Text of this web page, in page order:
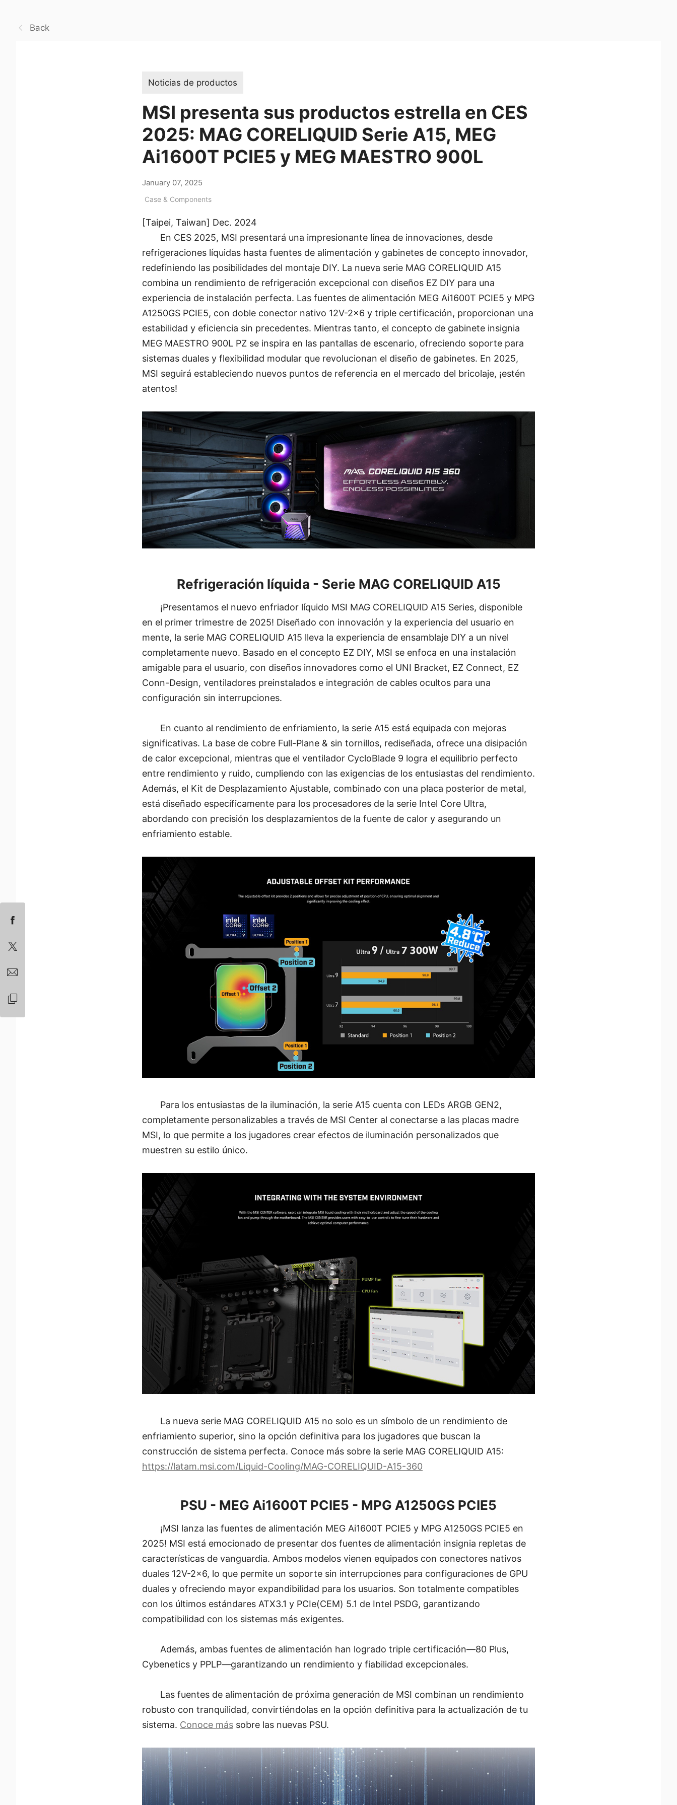
Back
Noticias de productos
MSI presenta sus productos estrella en CES
2025: MAG CORELIQUID Serie A15, MEG
Ai1600T PCIE5 y MEG MAESTRO 900L
January 07, 2025
Case & Components
[Taipei, Taiwan] Dec. 2024
En CES 2025, MSI presentará una impresionante línea de innovaciones, desde
refrigeraciones líquidas hasta fuentes de alimentación y gabinetes de concepto innovador,
redefiniendo las posibilidades del montaje DIY. La nueva serie MAG CORELIQUID A15
combina un rendimiento de refrigeración excepcional con diseños EZ DIY para una
experiencia de instalación perfecta. Las fuentes de alimentación MEG Ai1600T PCIE5 y MPG
A1250GS PCIE5, con doble conector nativo 12V-2×6 y triple certificación, proporcionan una
estabilidad y eficiencia sin precedentes. Mientras tanto, el concepto de gabinete insignia
MEG MAESTRO 900L PZ se inspira en las pantallas de escenario, ofreciendo soporte para
sistemas duales y flexibilidad modular que revolucionan el diseño de gabinetes. En 2025,
MSI seguirá estableciendo nuevos puntos de referencia en el mercado del bricolaje, ¡estén
atentos!
Refrigeración líquida - Serie MAG CORELIQUID A15
¡Presentamos el nuevo enfriador líquido MSI MAG CORELIQUID A15 Series, disponible
en el primer trimestre de 2025! Diseñado con innovación y la experiencia del usuario en
mente, la serie MAG CORELIQUID A15 lleva la experiencia de ensamblaje DIY a un nivel
completamente nuevo. Basado en el concepto EZ DIY, MSI se enfoca en una instalación
amigable para el usuario, con diseños innovadores como el UNI Bracket, EZ Connect, EZ
Conn-Design, ventiladores preinstalados e integración de cables ocultos para una
configuración sin interrupciones.
En cuanto al rendimiento de enfriamiento, la serie A15 está equipada con mejoras
significativas. La base de cobre Full-Plane & sin tornillos, rediseñada, ofrece una disipación
de calor excepcional, mientras que el ventilador CycloBlade 9 logra el equilibrio perfecto
entre rendimiento y ruido, cumpliendo con las exigencias de los entusiastas del rendimiento.
Además, el Kit de Desplazamiento Ajustable, combinado con una placa posterior de metal,
está diseñado específicamente para los procesadores de la serie Intel Core Ultra,
abordando con precisión los desplazamientos de la fuente de calor y asegurando un
enfriamiento estable.
Para los entusiastas de la iluminación, la serie A15 cuenta con LEDs ARGB GEN2,
completamente personalizables a través de MSI Center al conectarse a las placas madre
MSI, lo que permite a los jugadores crear efectos de iluminación personalizados que
muestren su estilo único.
La nueva serie MAG CORELIQUID A15 no solo es un símbolo de un rendimiento de
enfriamiento superior, sino la opción definitiva para los jugadores que buscan la
construcción de sistema perfecta. Conoce más sobre la serie MAG CORELIQUID A15:
https://latam.msi.com/Liquid-Cooling/MAG-CORELIQUID-A15-360
PSU - MEG Ai1600T PCIE5 - MPG A1250GS PCIE5
¡MSI lanza las fuentes de alimentación MEG Ai1600T PCIE5 y MPG A1250GS PCIE5 en
2025! MSI está emocionado de presentar dos fuentes de alimentación insignia repletas de
características de vanguardia. Ambos modelos vienen equipados con conectores nativos
duales 12V-2×6, lo que permite un soporte sin interrupciones para configuraciones de GPU
duales y ofreciendo mayor expandibilidad para los usuarios. Son totalmente compatibles
con los últimos estándares ATX3.1 y PCIe(CEM) 5.1 de Intel PSDG, garantizando
compatibilidad con los sistemas más exigentes.
Además, ambas fuentes de alimentación han logrado triple certificación—80 Plus,
Cybenetics y PPLP—garantizando un rendimiento y fiabilidad excepcionales.
Las fuentes de alimentación de próxima generación de MSI combinan un rendimiento
robusto con tranquilidad, convirtiéndolas en la opción definitiva para la actualización de tu
sistema. Conoce más sobre las nuevas PSU.